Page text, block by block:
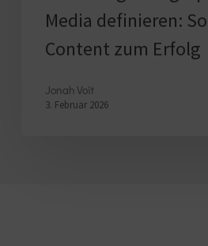
zum
Erfolg
Media definieren:
Content zum Erfolg
Jonah Voit
3. Februar 2026